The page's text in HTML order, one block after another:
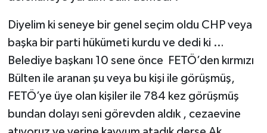
Diyelim ki seneye bir genel seçim oldu CHP veya
başka bir parti hükümeti kurdu ve dedi ki …
Belediye başkanı 10 sene önce FETÖ’den kırmızı
Bülten ile aranan şu veya bu kişi ile görüşmüş,
FETÖ’ye üye olan kişiler ile 784 kez görüşmüş
bundan dolayı seni görevden aldık , cezaevine